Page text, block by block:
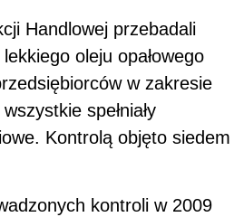
Handlowej przebadali
oleju opałowego
w zakresie
spełniały
Kontrolą objęto siedem
kontroli w 2009